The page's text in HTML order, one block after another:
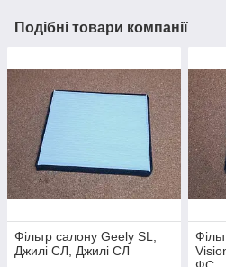
Подібні товари компанії
Фільтр салону Geely SL,
Джилі СЛ, Джилі СЛ